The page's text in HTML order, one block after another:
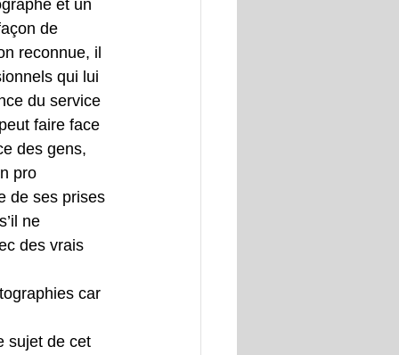
et un
de
reconnue, il
qui lui
du service
faire face
des gens,
pro
de ses prises
ne
des vrais
car